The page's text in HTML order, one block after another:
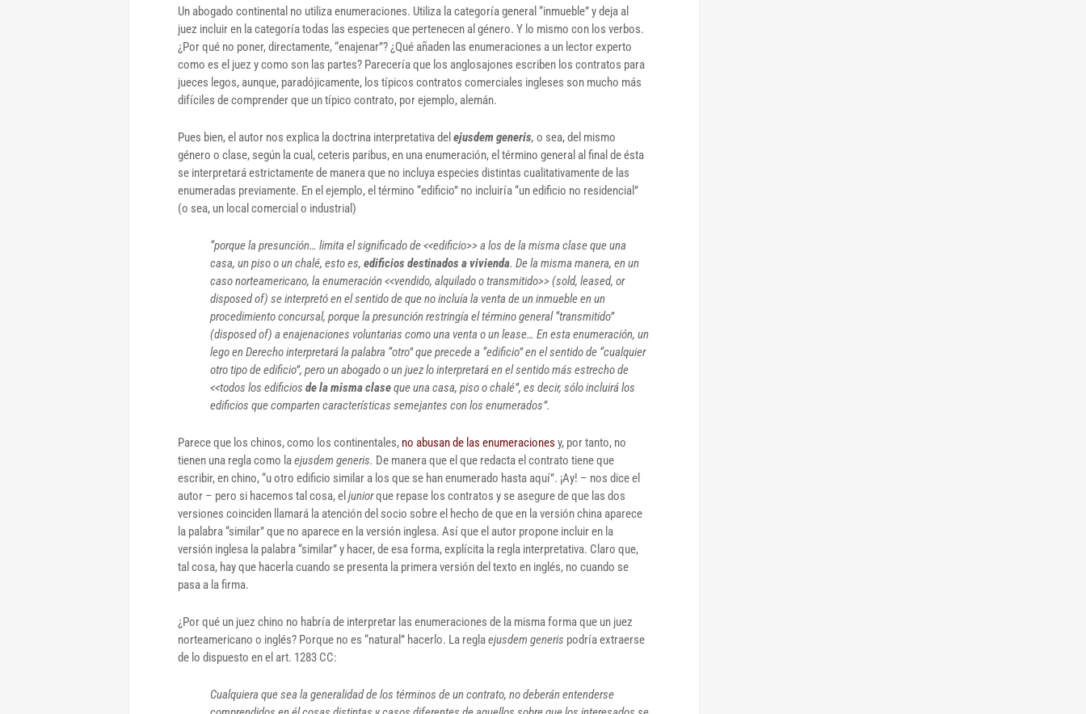
Un abogado continental no utiliza enumeraciones. Utiliza la categoría general “inmueble” y deja al
juez incluir en la categoría todas las especies que pertenecen al género. Y lo mismo con los verbos.
¿Por qué no poner, directamente, “enajenar”? ¿Qué añaden las enumeraciones a un lector experto
como es el juez y como son las partes? Parecería que los anglosajones escriben los contratos para
jueces legos, aunque, paradójicamente, los típicos contratos comerciales ingleses son mucho más
difíciles de comprender que un típico contrato, por ejemplo, alemán.
Pues bien, el autor nos explica la doctrina interpretativa del ejusdem generis, o sea, del mismo
género o clase, según la cual, ceteris paribus, en una enumeración, el término general al final de ésta
se interpretará estrictamente de manera que no incluya especies distintas cualitativamente de las
enumeradas previamente. En el ejemplo, el término “edificio” no incluiría “un edificio no residencial”
(o sea, un local comercial o industrial)
“porque la presunción… limita el significado de <<edificio>> a los de la misma clase que una
casa, un piso o un chalé, esto es, edificios destinados a vivienda. De la misma manera, en un
caso norteamericano, la enumeración <<vendido, alquilado o transmitido>> (sold, leased, or
disposed of) se interpretó en el sentido de que no incluía la venta de un inmueble en un
procedimiento concursal, porque la presunción restringía el término general “transmitido”
(disposed of) a enajenaciones voluntarias como una venta o un lease… En esta enumeración, un
lego en Derecho interpretará la palabra “otro” que precede a “edificio” en el sentido de “cualquier
otro tipo de edificio”, pero un abogado o un juez lo interpretará en el sentido más estrecho de
<<todos los edificios de la misma claseque una casa, piso o chalé”, es decir, sólo incluirá los
edificios que comparten características semejantes con los enumerados”.
Parece que los chinos, como los continentales, no abusan de las enumeraciones y, por tanto, no
tienen una regla como laejusdem generis. De manera que el que redacta el contrato tiene que
escribir, en chino, “u otro edificio similar a los que se han enumerado hasta aquí”. ¡Ay! – nos dice el
autor – pero si hacemos tal cosa,el juniorque repase los contratos y se asegure de que las dos
versiones coinciden llamará la atención del socio sobre el hecho de que en la versión china aparece
la palabra “similar” que no aparece en la versión inglesa. Así que el autor propone incluir en la
versión inglesa la palabra “similar” y hacer, de esa forma, explícita la regla interpretativa. Claro que,
tal cosa, hay que hacerla cuando se presenta la primera versión del texto en inglés, no cuando se
pasa a la firma.
¿Por qué un juez chino no habría de interpretar las enumeraciones de la misma forma que un juez
norteamericano o inglés? Porque no es “natural” hacerlo. La reglaejusdem generis podría extraerse
de lo dispuesto en el art. 1283 CC:
Cualquiera que sea la generalidad de los términos de un contrato, no deberán entenderse